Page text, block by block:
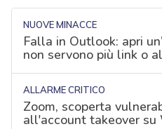
NUOVE MINACCE
Falla in Outlook: apri
non servono più link o
ALLARME CRITICO
Zoom, scoperta
all'account takeover